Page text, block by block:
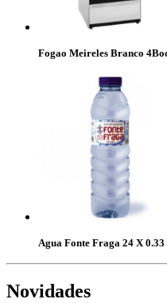
Fogao Meireles Branco
Agua Fonte Fraga 24 X 0.33
Novidades